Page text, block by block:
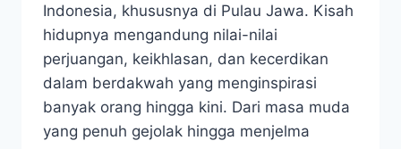
Indonesia, khususnya di Pulau Jawa. Kisah
hidupnya mengandung nilai-nilai
perjuangan, keikhlasan, dan kecerdikan
dalam berdakwah yang menginspirasi
banyak orang hingga kini. Dari masa muda
yang penuh gejolak hingga menjelma